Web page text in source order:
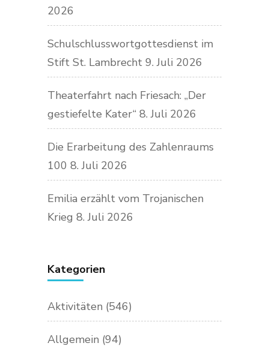
2026
Schulschlusswortgottesdienst im
Stift St. Lambrecht 9. Juli 2026
Theaterfahrt nach Friesach: „Der
gestiefelte Kater“ 8. Juli 2026
Die Erarbeitung des Zahlenraums
100 8. Juli 2026
Emilia erzählt vom Trojanischen
Krieg 8. Juli 2026
Kategorien
Aktivitäten (546)
Allgemein (94)